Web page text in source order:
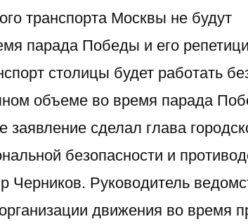
транспорта Москвы не будут
парада Победы и его
столицы будет работать
объеме во время парада
заявление сделал глава
безопасности и
Черников. Руководитель
движения во время